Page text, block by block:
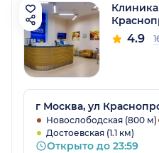
4.9
г Москва, ул
Новослободская (800 м)
Достоевская (1.1 км)
Открыто до 23:59